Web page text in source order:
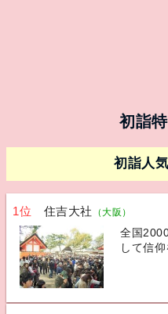
初詣
初詣人
1位 住吉大社 （大阪）
全国
して信